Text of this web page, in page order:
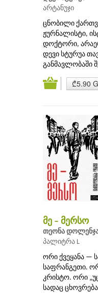
არტანუჯი
ცნობილი
ჟურნალისტი,
დოქტორი,
დევი სტურუა
განმავლობაში
₾5.90
მე – მერსო
თეონა
პალიტრა L
ორი ქვეყანა —
საფრანგეთი.
კრისტო. ორი
სადაც